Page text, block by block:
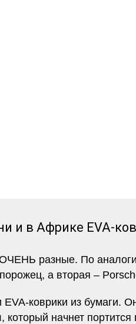
и в Африке EVA-
разные. По
а вторая –
коврики из бумаги.
начнет